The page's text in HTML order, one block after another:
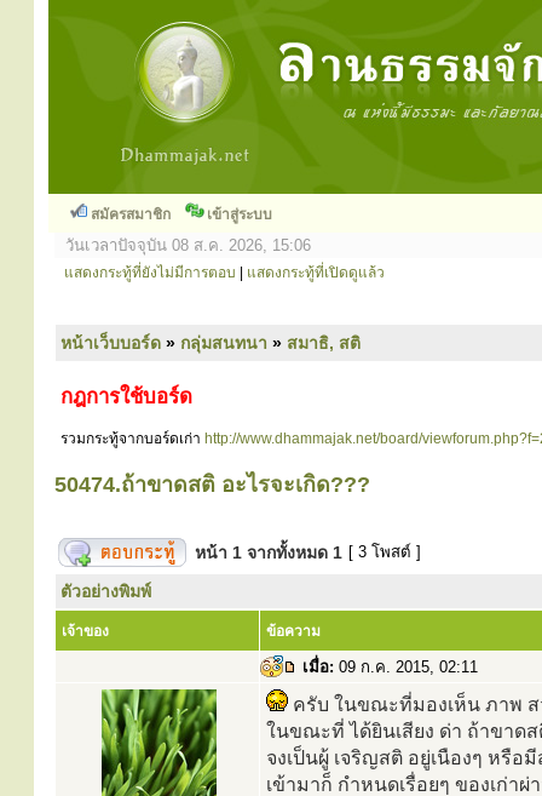
สมัครสมาชิก เข้าสู่ระบบ
วันเวลาปัจจุบัน 08 ส.ค. 2026, 15:06
แสดงกระทู้ที่ยังไม่มีการตอบ แสดงกระทู้ที่เปิดดูแล้ว
หน้าเว็บบอร์ด » กลุ่มสนทนา » สมาธิ, สติ
กฎการใช้บอร์ด
รวมกระทู้จากบอร์ดเก่า http://www.dhammajak.net/board/
50474.ถ้าขาดสติ อะไรจะเกิด???
หน้า 1 จากทั้งหมด 1 [ 3 โพสต์ ]
ตัวอย่างพิมพ์
เจ้าของ ข้อความ
เมื่อ: 09 ก.ค. 2015, 02:11
ครับ ในขณะที่มองเห็น ภาพ
ในขณะที่ ได้ยินเสียง ด่า ถ้าขาด
จงเป็นผู้ เจริญสติ อยู่เนืองๆ หรื
เข้ามาก็ กำหนดเรื่อยๆ ของเก่า